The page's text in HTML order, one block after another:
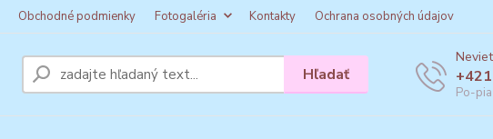
Obchodné podmienky Fotogaléria Kontakty Ochrana osobných údajov
Hľadať
Po-